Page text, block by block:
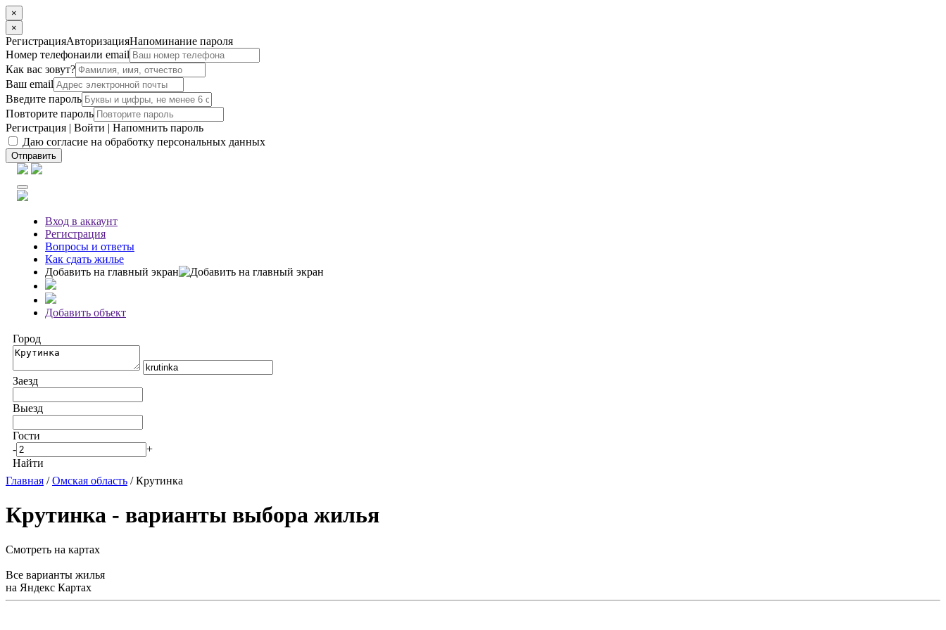
×
×
РегистрацияАвторизацияНапоминание пароля
Номер телефонаили email
Как вас зовут?
Ваш email
Введите пароль
Повторите пароль
Регистрация | Войти | Напомнить пароль
Даю согласие на обработку персональных данных
Отправить
Вход в аккаунт
Регистрация
Вопросы и ответы
Как сдать жилье
Добавить на главный экран
Добавить объект
Город
Заезд
Выезд
Гости
-
+
Найти
Главная /Омская область / Крутинка
Крутинка - варианты выбора жилья
Смотреть на картах
Все варианты жилья
на Яндекс Картах